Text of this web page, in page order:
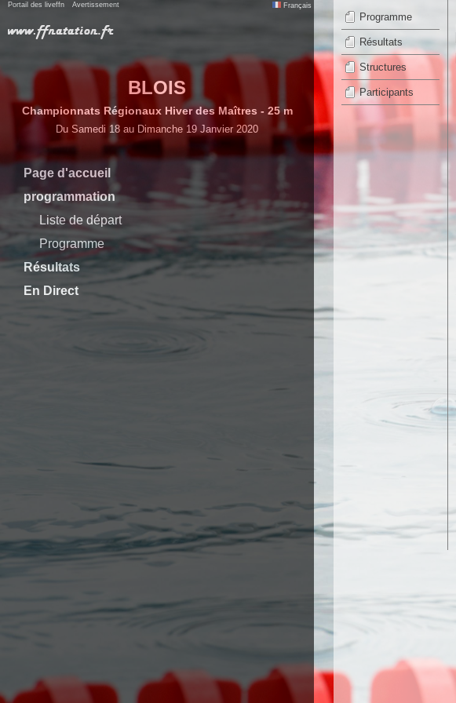
Portail des liveffn Avertissement Français
BLOIS
Championnats Régionaux Hiver des Maîtres - 25 m
Du Samedi 18 au Dimanche 19 Janvier 2020
Page d'accueil
programmation
Liste de départ
Programme
Résultats
En Direct
Programme
Résultats
Structures
Participants